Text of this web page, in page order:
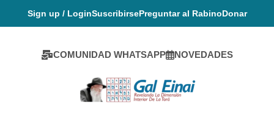
Sign up / LoginSuscribirsePreguntar al RabinoDonar
COMUNIDAD WHATSAPP NOVEDADES